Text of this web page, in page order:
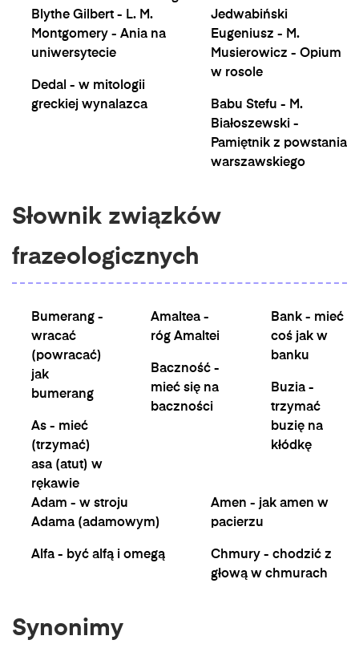
Blythe Gilbert - L. M.
Montgomery - Ania na
uniwersytecie
Dedal - w mitologii
greckiej wynalazca
Jedwabiński
Eugeniusz - M.
Musierowicz - Opium
w rosole
Babu Stefu - M.
Białoszewski -
Pamiętnik z powstania
warszawskiego
Słownik związków
frazeologicznych
Bumerang -
wracać
(powracać)
jak
bumerang
As - mieć
(trzymać)
asa (atut) w
rękawie
Amaltea -
róg Amaltei
Baczność -
mieć się na
baczności
Bank - mieć
coś jak w
banku
Buzia -
trzymać
buzię na
kłódkę
Adam - w stroju
Adama (adamowym)
Alfa - być alfą i omegą
Amen - jak amen w
pacierzu
Chmury - chodzić z
głową w chmurach
Synonimy